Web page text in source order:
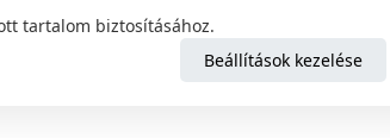
tartalom biztosításához.
Beállítások kezelése